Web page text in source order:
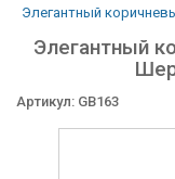
Элегантный
Элегантный
Артикул: GB163